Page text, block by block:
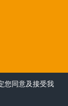
您同意及接受我